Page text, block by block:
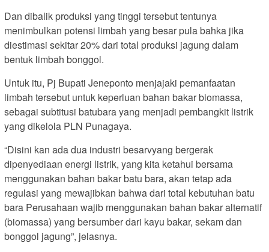
Dan dibalik produksi yang tinggi tersebut tentunya
menimbulkan potensi limbah yang besar pula bahka jika
diestimasi sekitar 20% dari total produksi jagung dalam
bentuk limbah bonggol.
Untuk itu, Pj Bupati Jeneponto menjajaki pemanfaatan
limbah tersebut untuk keperluan bahan bakar biomassa,
sebagai subtitusi batubara yang menjadi pembangkit listrik
yang dikelola PLN Punagaya.
“Disini kan ada dua industri besarvyang bergerak
dipenyediaan energi listrik, yang kita ketahui bersama
menggunakan bahan bakar batu bara, akan tetap ada
regulasi yang mewajibkan bahwa dari total kebutuhan batu
bara Perusahaan wajib menggunakan bahan bakar alternatif
(biomassa) yang bersumber dari kayu bakar, sekam dan
bonggol jagung”, jelasnya.